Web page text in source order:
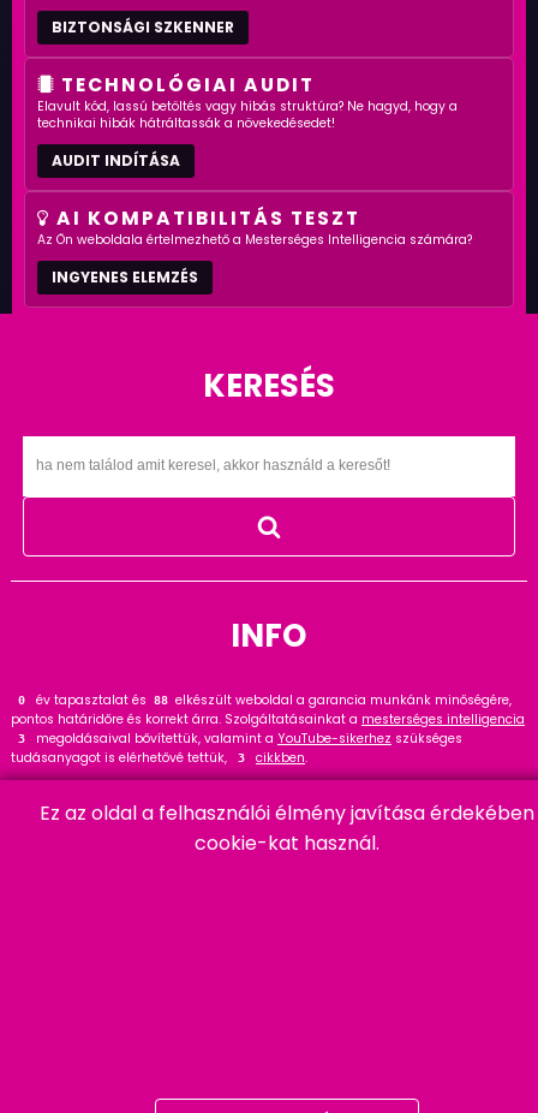
BIZTONSÁGI SZKENNER
TECHNOLÓGIAI AUDIT
Elavult kód, lassú betöltés vagy hibás struktúra? Ne hagyd, hogy a
technikai hibák hátráltassák a növekedésedet!
AUDIT INDÍTÁSA
AI KOMPATIBILITÁS TESZT
Az Ön weboldala értelmezhető a Mesterséges Intelligencia számára?
INGYENES ELEMZÉS
KERESÉS
INFO
0 év tapasztalat és 110 elkészült weboldal a garancia munkánk minőségére,
pontos határidőre és korrekt árra. Szolgáltatásainkat a mesterséges intelligencia
3 megoldásaival bővítettük, valamint a YouTube-sikerhez szükséges
tudásanyagot is elérhetővé tettük,
3 cikkben.
szakértőként ajánlom a 20 cikket és bővítményt.
Ez az oldal a felhasználói élmény javítása érdekében
cookie-kat használ.